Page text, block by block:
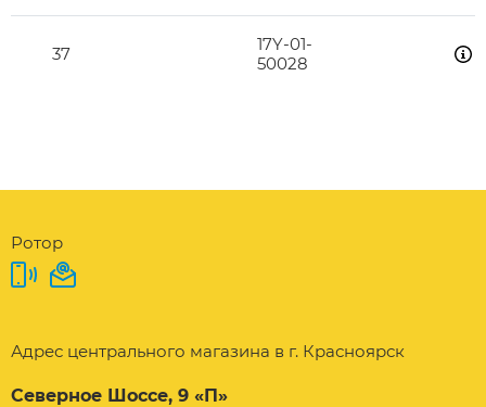
37
17Y-01-
50028
Ротор
Адрес центрального магазина в г. Красноярск
Северное Шоссе, 9 «П»